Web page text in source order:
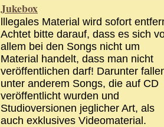
Jukebox
lllegales Material wird sofort
Achtet bitte darauf, dass es sich
allem bei den Songs nicht um
Material handelt, dass man nicht
veröffentlichen darf! Darunter
unter anderem Songs, die auf CD
veröffentlicht wurden und
Studioversionen jeglicher Art, als
auch exklusives Videomaterial.